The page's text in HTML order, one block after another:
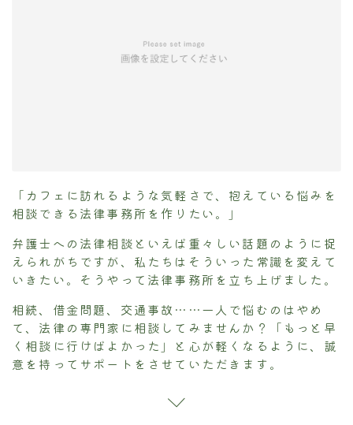
「カフェに訪れるような気軽さで、抱えている悩みを
相談できる法律事務所を作りたい。」
弁護士への法律相談といえば重々しい話題のように捉
えられがちですが、私たちはそういった常識を変えて
いきたい。そうやって法律事務所を立ち上げました。
相続、借金問題、交通事故……一人で悩むのはやめ
て、法律の専門家に相談してみませんか？「もっと早
く相談に行けばよかった」と心が軽くなるように、誠
意を持ってサポートをさせていただきます。